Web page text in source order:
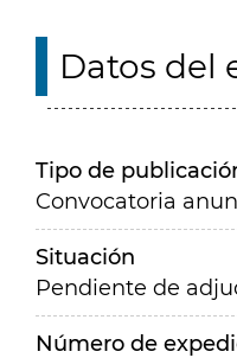
Datos del
Tipo de
Convocatoria
Situación
Pendiente de
Número de